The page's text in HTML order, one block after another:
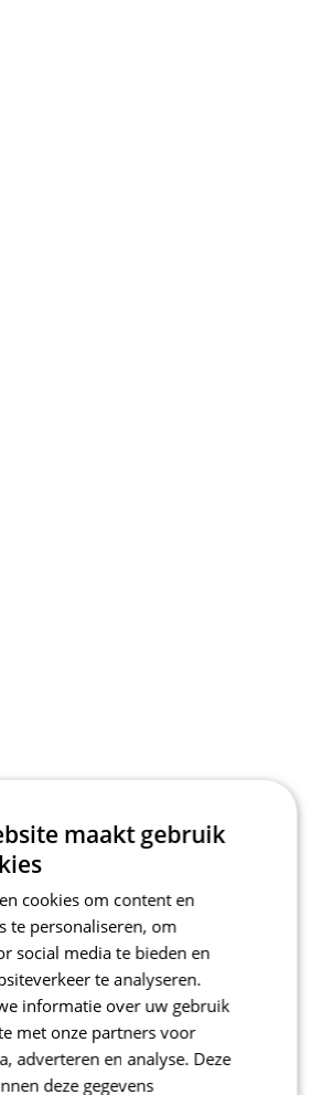
maakt gebruik
cookies om content en
te personaliseren, om
social media te bieden en
te analyseren.
informatie over uw gebruik
met onze partners voor
adverteren en analyse. Deze
deze gegevens